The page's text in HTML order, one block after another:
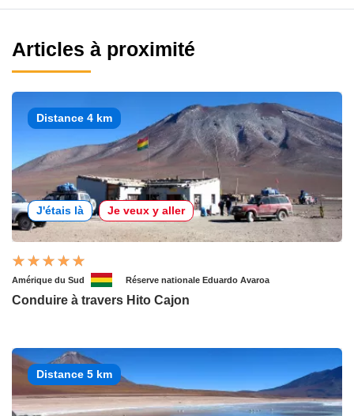
Articles à proximité
Distance 4 km
J'étais là Je veux y aller
Amérique du Sud Réserve nationale Eduardo Avaroa
Conduire à travers Hito Cajon
Distance 5 km